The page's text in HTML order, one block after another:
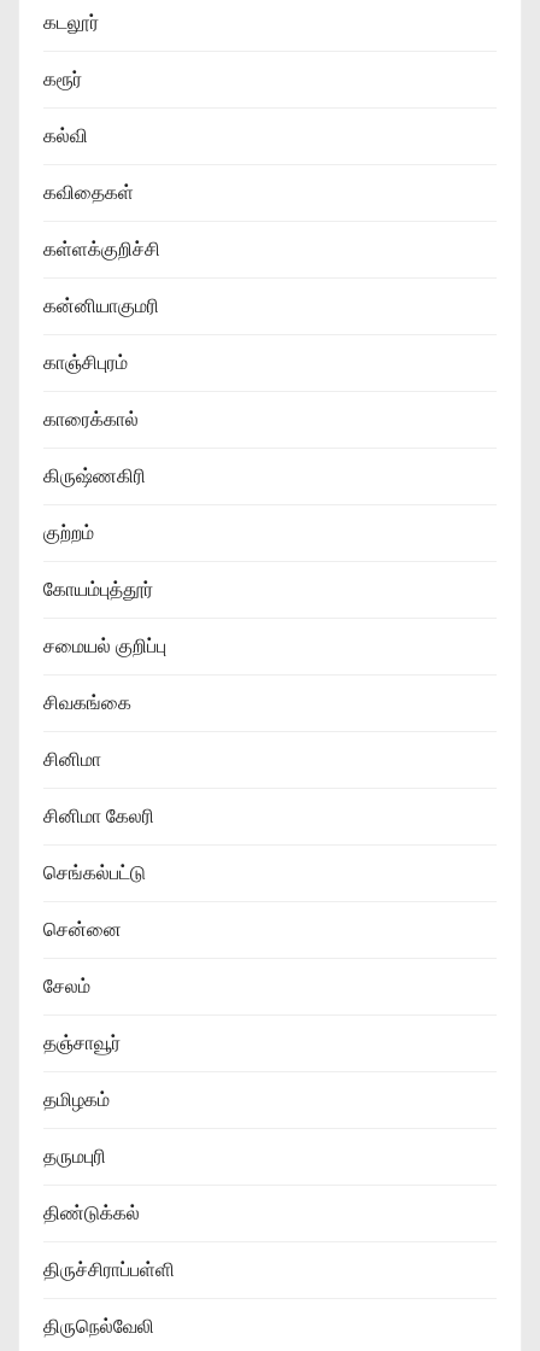
கடலூர்
கரூர்
கல்வி
கவிதைகள்
கள்ளக்குறிச்சி
கன்னியாகுமரி
காஞ்சிபுரம்
காரைக்கால்
கிருஷ்ணகிரி
குற்றம்
கோயம்புத்தூர்
சமையல் குறிப்பு
சிவகங்கை
சினிமா
சினிமா கேலரி
செங்கல்பட்டு
சென்னை
சேலம்
தஞ்சாவூர்
தமிழகம்
தருமபுரி
திண்டுக்கல்
திருச்சிராப்பள்ளி
திருநெல்வேலி